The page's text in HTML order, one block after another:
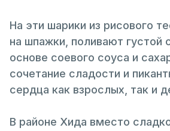
На эти шарики из рисового
на шпажки, поливают густой
основе соевого соуса и
сочетание сладости и
сердца как взрослых, так и
В районе Хида вместо